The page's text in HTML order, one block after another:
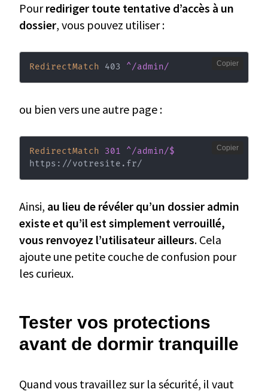
Pourrediriger toute tentative d’accès à un
dossier, vous pouvez utiliser :
RedirectMatch 403 ^/admin/ Copier
ou bien vers une autre page :
RedirectMatch 301 ^/admin/$
https://votresite.fr/
Copier
Ainsi, au lieu de révéler qu’un dossier admin
existe et qu’il est simplement verrouillé,
vous renvoyez l’utilisateur ailleurs. Cela
ajoute une petite couche de confusion pour
les curieux.
Tester vos protections
avant de dormir tranquille
Quand vous travaillez sur la sécurité, il vaut